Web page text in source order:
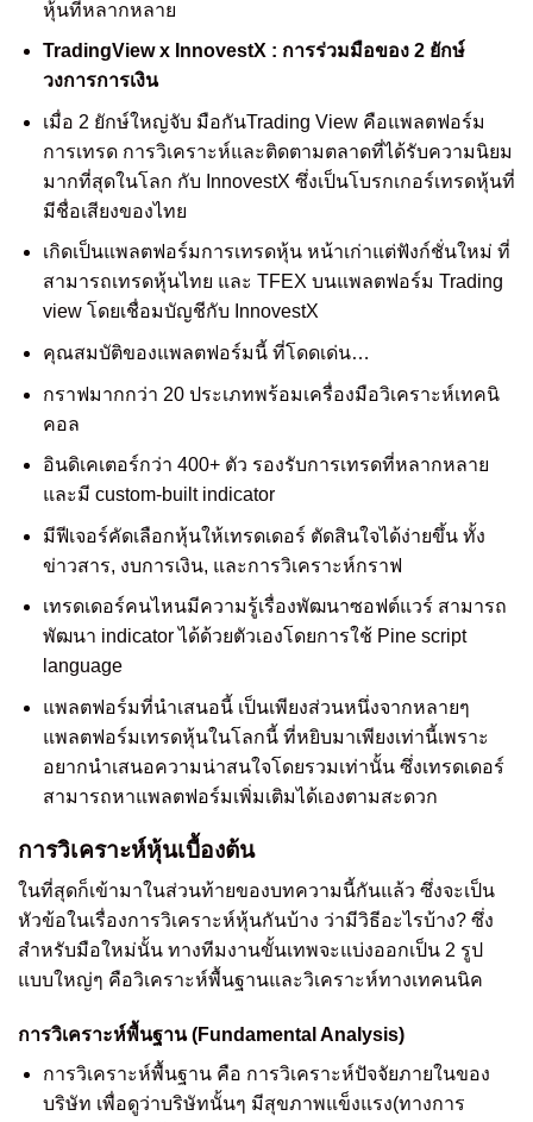
หุ้นที่หลากหลาย
TradingView x InnovestX : การร่วมมือของ 2 ยักษ์
วงการการเงิน
เมื่อ 2 ยักษ์ใหญ่จับ มือกันTrading View คือแพลตฟอร์ม
การเทรด การวิเคราะห์และติดตามตลาดที่ได้รับความนิยม
มากที่สุดในโลก กับ InnovestX ซึ่งเป็นโบรกเกอร์เทรดหุ้นที่
มีชื่อเสียงของไทย
เกิดเป็นแพลตฟอร์มการเทรดหุ้น หน้าเก่าแต่ฟังก์ชั่นใหม่ ที่
สามารถเทรดหุ้นไทย และ TFEX บนแพลตฟอร์ม Trading
view โดยเชื่อมบัญชีกับ InnovestX
คุณสมบัติของแพลตฟอร์มนี้ ที่โดดเด่น…
กราฟมากกว่า 20 ประเภทพร้อมเครื่องมือวิเคราะห์เทคนิ
คอล
อินดิเคเตอร์กว่า 400+ ตัว รองรับการเทรดที่หลากหลาย
และมี custom-built indicator
มีฟีเจอร์คัดเลือกหุ้นให้เทรดเดอร์ ตัดสินใจได้ง่ายขึ้น ทั้ง
ข่าวสาร, งบการเงิน, และการวิเคราะห์กราฟ
เทรดเดอร์คนไหนมีความรู้เรื่องพัฒนาซอฟต์แวร์ สามารถ
พัฒนา indicator ได้ด้วยตัวเองโดยการใช้ Pine script
language
แพลตฟอร์มที่นำเสนอนี้ เป็นเพียงส่วนหนึ่งจากหลายๆ
แพลตฟอร์มเทรดหุ้นในโลกนี้ ที่หยิบมาเพียงเท่านี้เพราะ
อยากนำเสนอความน่าสนใจโดยรวมเท่านั้น ซึ่งเทรดเดอร์
สามารถหาแพลตฟอร์มเพิ่มเติมได้เองตามสะดวก
การวิเคราะห์หุ้นเบื้องต้น
ในที่สุดก็เข้ามาในส่วนท้ายของบทความนี้กันแล้ว ซึ่งจะเป็น
หัวข้อในเรื่องการวิเคราะห์หุ้นกันบ้าง ว่ามีวิธีอะไรบ้าง? ซึ่ง
สำหรับมือใหม่นั้น ทางทีมงานขั้นเทพจะแบ่งออกเป็น 2 รูป
แบบใหญ่ๆ คือวิเคราะห์พื้นฐานและวิเคราะห์ทางเทคนนิค
การวิเคราะห์พื้นฐาน (Fundamental Analysis)
การวิเคราะห์พื้นฐาน คือ การวิเคราะห์ปัจจัยภายในของ
บริษัท เพื่อดูว่าบริษัทนั้นๆ มีสุขภาพแข็งแรง(ทางการ